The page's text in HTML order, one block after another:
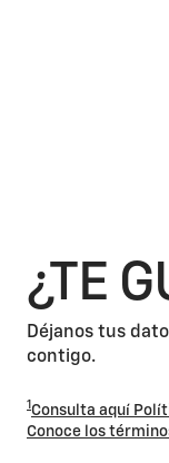
¿TE
Déjanos tus
contigo.
1 Consulta aquí
Conoce los